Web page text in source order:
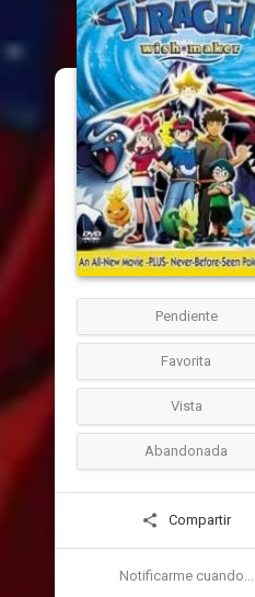
Pendiente
Favorita
Vista
Abandonada
Compartir
Notificarme cuando...